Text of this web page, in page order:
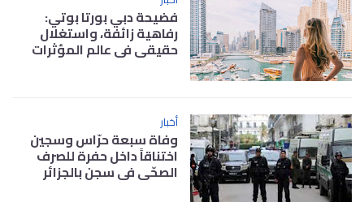
فضيحة دبي بورتا بوتي:
رفاهية زائفة، واستغلال
حقيقي في عالم المؤثرات
أخبار
وفاة سبعة حرّاس وسجين
اختناقاً داخل حفرة للصرف
الصحّي في سجن بالجزائر